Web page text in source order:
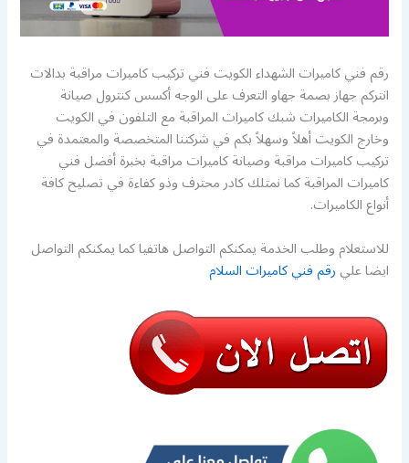
رقم فني كاميرات الشهداء الكويت فني تركيب كاميرات مراقبة بدالات
انتركم جهاز بصمة جهاو التعرف على الوجه أكسس كنترول صيانة
وبرمجة الكاميرات شبك كاميرات المراقبة مع التلفون في الكويت
وخارج الكويت أهلاً وسهلاً بكم في شركتنا المتخصصة والمعتمدة في
تركيب كاميرات مراقبة وصيانة كاميرات مراقبة بخبرة أفضل فني
كاميرات المراقبة كما نمتلك كادر محترف وذو كفاءة في تصليح كافة
أنواع الكاميرات.
للاستعلام وطلب الخدمة يمكنكم التواصل هاتفيا كما يمكنكم التواصل
ايضا عليرقم فني كاميرات السلام